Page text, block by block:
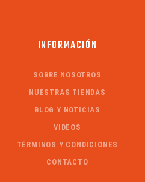
INFORMACIÓN
SOBRE NOSOTROS
NUESTRAS TIENDAS
BLOG Y NOTICIAS
VIDEOS
TÉRMINOS Y CONDICIONES
CONTACTO